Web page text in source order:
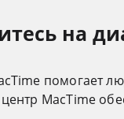
на
помогает
MacTime